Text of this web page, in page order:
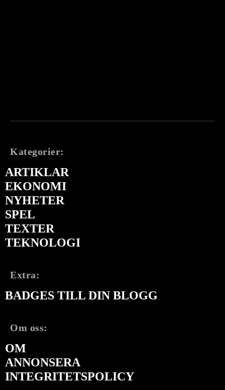
Kategorier:
ARTIKLAR
EKONOMI
NYHETER
SPEL
TEXTER
TEKNOLOGI
Extra:
BADGES TILL DIN BLOGG
Om oss:
OM
ANNONSERA
INTEGRITETSPOLICY